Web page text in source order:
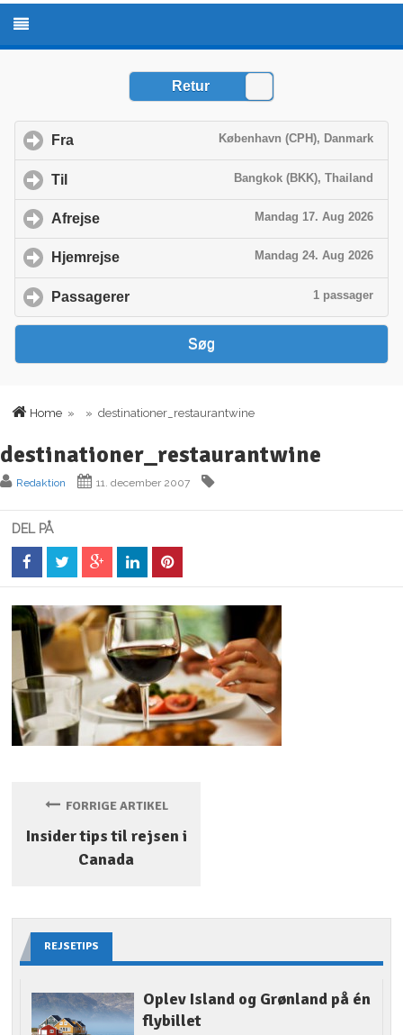
Home » » destinationer_restaurantwine
destinationer_restaurantwine
Redaktion 11. december 2007
DEL PÅ
FORRIGE ARTIKEL
Insider tips til rejsen i
Canada
REJSETIPS
Oplev Island og Grønland på én
flybillet